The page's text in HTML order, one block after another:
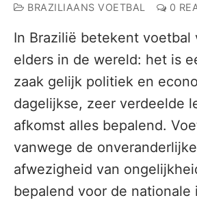
BRAZILIAANS VOETBAL
0
In Brazilië betekent voetbal
elders in de wereld: het is
zaak gelijk politiek en
dagelijkse, zeer verdeelde
afkomst alles bepalend.
vanwege de
afwezigheid van
bepalend voor de nationale